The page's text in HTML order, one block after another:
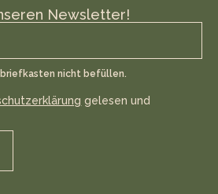
Newsletter!
nicht befüllen.
gelesen und